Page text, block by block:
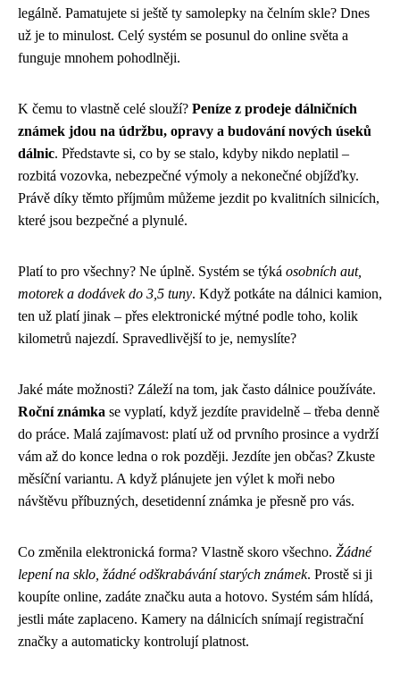
legálně. Pamatujete si ještě ty samolepky na čelním skle? Dnes
už je to minulost. Celý systém se posunul do online světa a
funguje mnohem pohodlněji.
K čemu to vlastně celé slouží? Peníze z prodeje dálničních
známek jdou na údržbu, opravy a budování nových úseků
dálnic. Představte si, co by se stalo, kdyby nikdo neplatil –
rozbitá vozovka, nebezpečné výmoly a nekonečné objížďky.
Právě díky těmto příjmům můžeme jezdit po kvalitních silnicích,
které jsou bezpečné a plynulé.
Platí to pro všechny? Ne úplně. Systém se týká osobních aut,
motorek a dodávek do 3,5 tuny. Když potkáte na dálnici kamion,
ten už platí jinak – přes elektronické mýtné podle toho, kolik
kilometrů najezdí. Spravedlivější to je, nemyslíte?
Jaké máte možnosti? Záleží na tom, jak často dálnice používáte.
Roční známka se vyplatí, když jezdíte pravidelně – třeba denně
do práce. Malá zajímavost: platí už od prvního prosince a vydrží
vám až do konce ledna o rok později. Jezdíte jen občas? Zkuste
měsíční variantu. A když plánujete jen výlet k moři nebo
návštěvu příbuzných, desetidenní známka je přesně pro vás.
Co změnila elektronická forma? Vlastně skoro všechno. Žádné
lepení na sklo, žádné odškrabávání starých známek. Prostě si ji
koupíte online, zadáte značku auta a hotovo. Systém sám hlídá,
jestli máte zaplaceno. Kamery na dálnicích snímají registrační
značky a automaticky kontrolují platnost.